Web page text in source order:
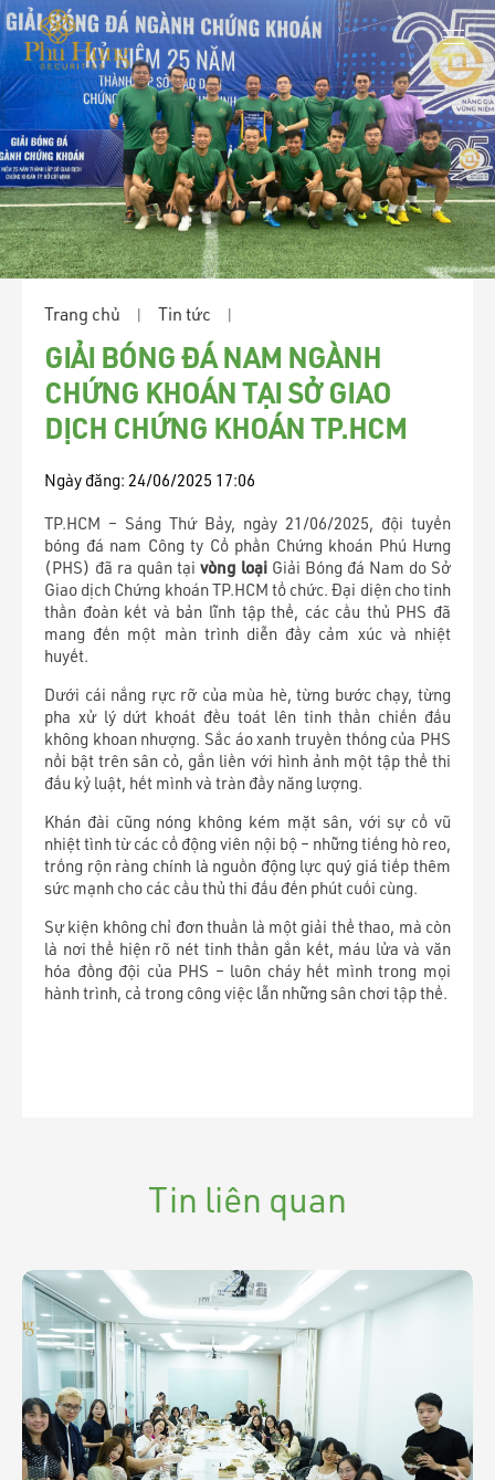
Trang chủ Tin tức
GIẢI BÓNG ĐÁ NAM NGÀNH
CHỨNG KHOÁN TẠI SỞ GIAO
DỊCH CHỨNG KHOÁN TP.HCM
Ngày đăng: 24/06/2025 17:06
TP.HCM – Sáng Thứ Bảy, ngày 21/06/2025, đội tuyển
bóng đá nam Công ty Cổ phần Chứng khoán Phú Hưng
(PHS) đã ra quân tạivòng loạiGiải Bóng đá Nam do Sở
Giao dịch Chứng khoán TP.HCM tổ chức. Đại diện cho tinh
thần đoàn kết và bản lĩnh tập thể, các cầu thủ PHS đã
mang đến một màn trình diễn đầy cảm xúc và nhiệt
huyết.
Dưới cái nắng rực rỡ của mùa hè, từng bước chạy, từng
pha xử lý dứt khoát đều toát lên tinh thần chiến đấu
không khoan nhượng. Sắc áo xanh truyền thống của PHS
nổi bật trên sân cỏ, gắn liền với hình ảnh một tập thể thi
đấu kỷ luật, hết mình và tràn đầy năng lượng.
Khán đài cũng nóng không kém mặt sân, với sự cổ vũ
nhiệt tình từ các cổ động viên nội bộ – những tiếng hò reo,
trống rộn ràng chính là nguồn động lực quý giá tiếp thêm
sức mạnh cho các cầu thủ thi đấu đến phút cuối cùng.
Sự kiện không chỉ đơn thuần là một giải thể thao, mà còn
là nơi thể hiện rõ nét tinh thần gắn kết, máu lửa và văn
hóa đồng đội của PHS – luôn cháy hết mình trong mọi
hành trình, cả trong công việc lẫn những sân chơi tập thể.
Tin liên quan